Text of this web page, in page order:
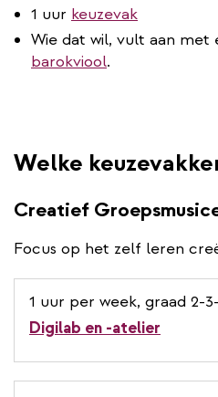
1 uur keuzevak
Wie dat wil, vult aan met
barokviool.
Welke
Creatief
Focus op het zelf leren
1 uur per week, graad 2-
Digilab en -atelier